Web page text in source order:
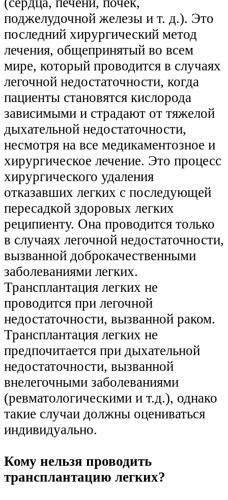
поджелудочной железы и т. д.). Это
последний хирургический метод
лечения, общепринятый во всем
мире, который проводится в случаях
легочной недостаточности, когда
пациенты становятся кислорода
зависимыми и страдают от тяжелой
дыхательной недостаточности,
несмотря на все медикаментозное и
хирургическое лечение. Это процесс
хирургического удаления
отказавших легких с последующей
пересадкой здоровых легких
реципиенту. Она проводится только
в случаях легочной недостаточности,
вызванной доброкачественными
заболеваниями легких.
Трансплантация легких не
проводится при легочной
недостаточности, вызванной раком.
Трансплантация легких не
предпочитается при дыхательной
недостаточности, вызванной
внелегочными заболеваниями
(ревматологическими и т.д.), однако
такие случаи должны оцениваться
индивидуально.
Кому нельзя проводить
трансплантацию легких?